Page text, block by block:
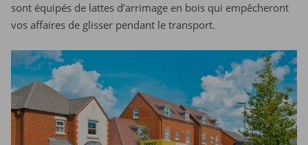
sont équipés de lattes d’arrimage en bois qui empêcheront
vos affaires de glisser pendant le transport.